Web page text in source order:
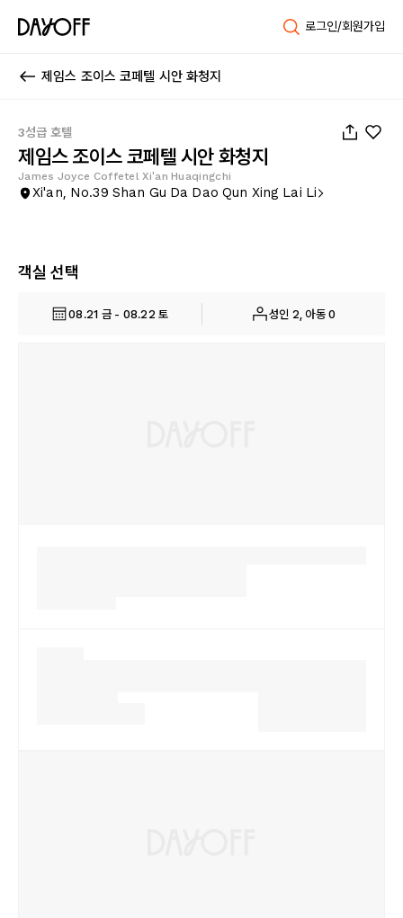
로그인/회원가입
제임스 조이스 코페텔 시안 화청지
3성급 호텔
제임스 조이스 코페텔 시안 화청지
James Joyce Coffetel Xi'an Huaqingchi
Xi'an, No.39 Shan Gu Da Dao Qun Xing Lai Li
객실 선택
08.21 금 - 08.22 토 성인 2, 아동 0